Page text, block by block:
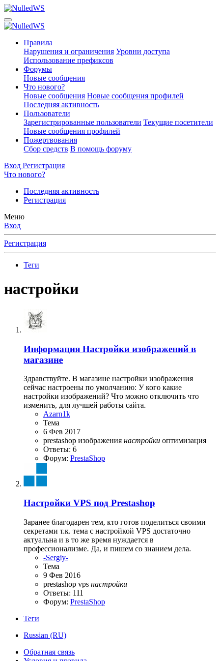
Правила
Нарушения и ограничения Уровни доступа
Использование префиксов
Форумы
Новые сообщения
Что нового?
Новые сообщения Новые сообщения профилей
Последняя активность
Пользователи
Зарегистрированные пользователи Текущие посетители
Новые сообщения профилей
Пожертвования
Сбор средств В помощь форуму
Вход Регистрация
Что нового?
Последняя активность
Регистрация
Меню
Вход
Регистрация
Теги
настройки
Информация Настройки изображений в
магазине
Здравствуйте. В магазине настройки изображения
сейчас настроены по умолчанию: У кого какие
настройки изображений? Что можно отключить что
изменить, для лучшей работы сайта.
Azarn1k
Тема
6 Фев 2017
prestashop изображения настройки оптимизация
Ответы: 6
Форум: PrestaShop
Настройки VPS под Prestashop
Заранее благодарен тем, кто готов поделиться своими
секретами т.к. тема с настройкой VPS достаточно
актуальна и в то же время нуждается в
профессионализме. Да, и пишем со знанием дела.
-Sergiy-
Тема
9 Фев 2016
prestashop vps настройки
Ответы: 111
Форум: PrestaShop
Теги
Russian (RU)
Обратная связь